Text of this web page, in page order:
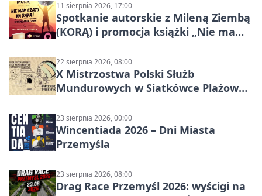
11 sierpnia 2026, 17:00
Spotkanie autorskie z Mileną Ziembą
(KORĄ) i promocja książki „Nie mam
22 sierpnia 2026, 08:00
X Mistrzostwa Polski Służb
Mundurowych w Siatkówce Plażowej
23 sierpnia 2026, 00:00
Wincentiada 2026 – Dni Miasta
Przemyśla
23 sierpnia 2026, 08:00
Drag Race Przemyśl 2026: wyścigi na